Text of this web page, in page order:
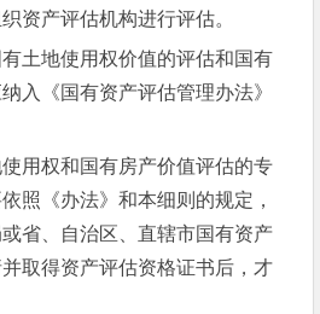
资产评估机构进行评估。
地使用权价值的评估和国有
入《国有资产评估管理办法》
权和国有房产价值评估的专
照《办法》和本细则的规定，
省、自治区、直辖市国有资产
取得资产评估资格证书后，才